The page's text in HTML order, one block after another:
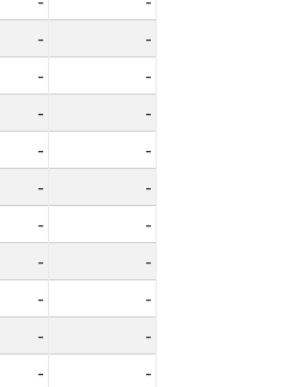
-
-
-
-
-
-
-
-
-
-
-
-
-
-
-
-
-
-
-
-